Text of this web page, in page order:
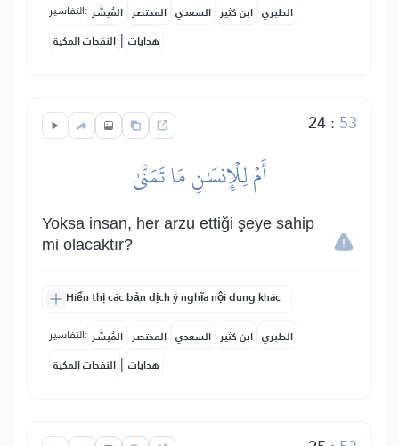
التفاسير: المُيسَّر المختصر السعدي ابن كثير الطبري
النفحات المكية | هدايات
24: 53
أَمۡ لِلۡإِنسَٰنِ مَا تَمَنَّىٰ
Yoksa insan, her arzu ettiği şeye sahip
mi olacaktır?
Hiển thị các bản dịch ý nghĩa nội dung khác
التفاسير: المُيسَّر المختصر السعدي ابن كثير الطبري
النفحات المكية | هدايات